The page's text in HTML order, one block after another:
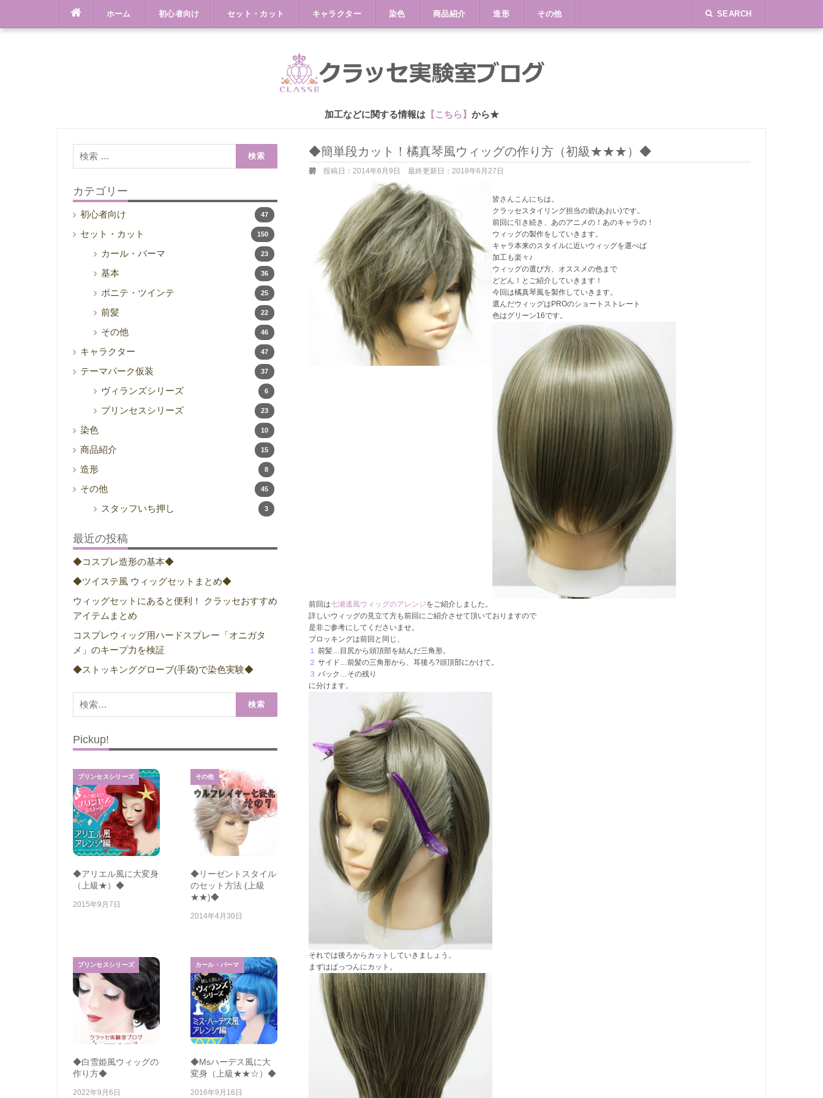
content
ホーム 初心者向け セット・カット キャラクター 染色 商品紹介 造形 その他 SEARCH
加工などに関する情報は【こちら】 から★
◆簡単段カット！橘真琴風ウィッグの作り方（初級★★★）◆
碧 投稿日：2014年6月9日 最終更新日：2018年6月27日
皆さんこんにちは。
クラッセスタイリング担当の碧(あおい)です。
前回に引き続き、あのアニメの！あのキャラの！
ウィッグの製作をしていきます。
キャラ本来のスタイルに近いウィッグを選べば
加工も楽々♪
ウィッグの選び方、オススメの色まで
どどん！とご紹介していきます！
今回は橘真琴風を製作していきます。
選んだウィッグはPROのショートストレート
色はグリーン16です。
前回は七瀬遙風ウィッグのアレンジをご紹介しました。
詳しいウィッグの見立て方も前回にご紹介させて頂いておりますので
是非ご参考にしてくださいませ。
ブロッキングは前回と同じ、
１ 前髪…目尻から頭頂部を結んだ三角形。
２ サイド…前髪の三角形から、耳後ろ?頭頂部にかけて。
３ バック…その残り
に分けます。
それでは後ろからカットしていきましょう。
まずはぱっつんにカット。
索:
カテゴリー
初心者向け 47
セット・カット 150
カール・パーマ 23
基本 36
ポニテ・ツインテ 25
前髪 22
その他 46
キャラクター 47
テーマパーク仮装 37
ヴィランズシリーズ 6
プリンセスシリーズ 23
染色 10
商品紹介 15
造形 8
その他 45
スタッフいち押し 3
最近の投稿
◆コスプレ造形の基本◆
◆ツイステ風 ウィッグセットまとめ◆
ウィッグセットにあると便利！ クラッセおすすめ
アイテムまとめ
コスプレウィッグ用ハードスプレー「オニガタ
メ」のキープ力を検証
◆ストッキンググローブ(手袋)で染色実験◆
索:
Pickup!
プリンセスシリーズ
◆アリエル風に大変身
（上級★）◆
2015年9月7日
その他
◆リーゼントスタイル
のセット方法 (上級
★★)◆
2014年4月30日
プリンセスシリーズ
◆白雪姫風ウィッグの
作り方◆
2022年9月6日
カール・パーマ
◆Msハーデス風に大
変身（上級★★☆）◆
2016年9月16日